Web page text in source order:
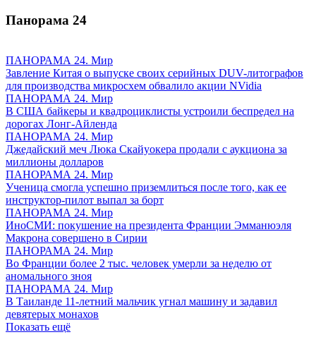
Панорама 24
ПАНОРАМА 24. Мир
Завление Китая о выпуске своих серийных DUV-литографов
для производства микросхем обвалило акции NVidia
ПАНОРАМА 24. Мир
В США байкеры и квадроциклисты устроили беспредел на
дорогах Лонг-Айленда
ПАНОРАМА 24. Мир
Джедайский меч Люка Скайуокера продали с аукциона за
миллионы долларов
ПАНОРАМА 24. Мир
Ученица смогла успешно приземлиться после того, как ее
инструктор-пилот выпал за борт
ПАНОРАМА 24. Мир
ИноСМИ: покушение на президента Франции Эмманюэля
Макрона совершено в Сирии
ПАНОРАМА 24. Мир
Во Франции более 2 тыс. человек умерли за неделю от
аномального зноя
ПАНОРАМА 24. Мир
В Таиланде 11-летний мальчик угнал машину и задавил
девятерых монахов
Показать ещё